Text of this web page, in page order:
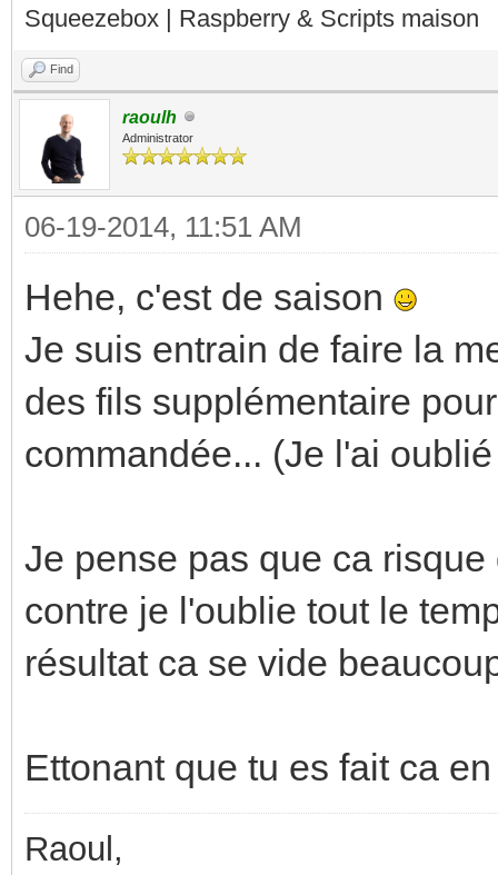
Squeezebox | Raspberry & Scripts maison
Find
raoulh
Administrator
06-19-2014, 11:51 AM
Hehe, c'est de saison
Je suis entrain de faire la
des fils supplémentaire
commandée... (Je l'ai
Je pense pas que ca
contre je l'oublie tout le
résultat ca se vide
Ettonant que tu es fait ca
Raoul,